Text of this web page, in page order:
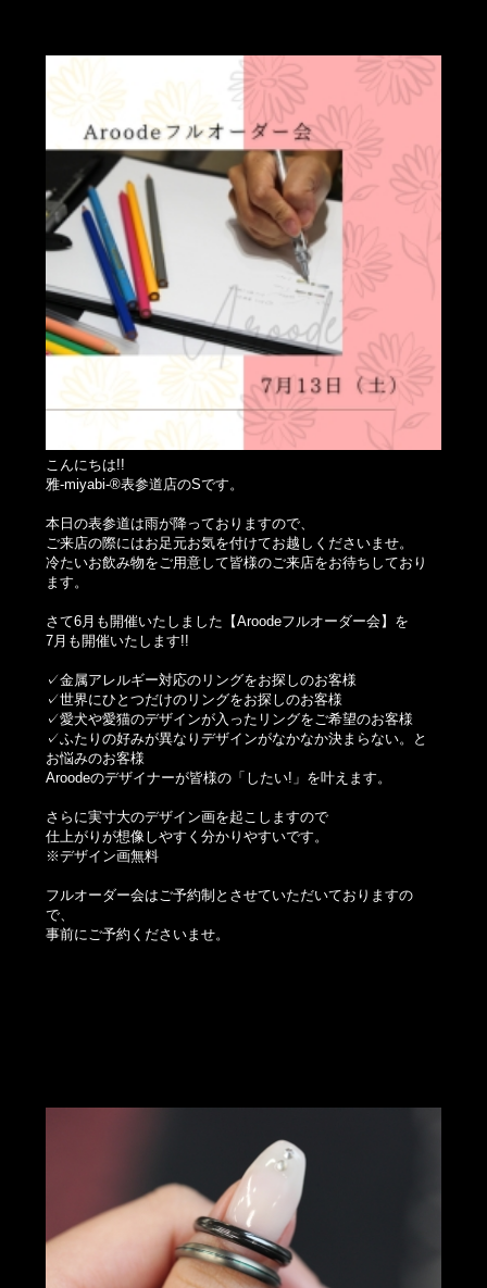
こんにちは!!
雅-miyabi-®表参道店のSです。
本日の表参道は雨が降っておりますので、
ご来店の際にはお足元お気を付けてお越しくださいませ。
冷たいお飲み物をご用意して皆様のご来店をお待ちしており
ます。
さて6月も開催いたしました【Aroodeフルオーダー会】を
7月も開催いたします!!
✓金属アレルギー対応のリングをお探しのお客様
✓世界にひとつだけのリングをお探しのお客様
✓愛犬や愛猫のデザインが入ったリングをご希望のお客様
✓ふたりの好みが異なりデザインがなかなか決まらない。と
お悩みのお客様
Aroodeのデザイナーが皆様の「したい!」を叶えます。
さらに実寸大のデザイン画を起こしますので
仕上がりが想像しやすく分かりやすいです。
※デザイン画無料
フルオーダー会はご予約制とさせていただいておりますの
で、
事前にご予約くださいませ。